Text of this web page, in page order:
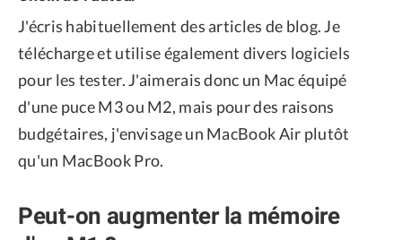
J'écris habituellement des articles de blog. Je
télécharge et utilise également divers logiciels
pour les tester. J'aimerais donc un Mac équipé
d'une puce M3 ou M2, mais pour des raisons
budgétaires, j'envisage un MacBook Air plutôt
qu'un MacBook Pro.
Peut-on augmenter la mémoire